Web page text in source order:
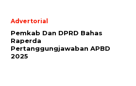
Advertorial
Pemkab Dan DPRD Bahas
Raperda
Pertanggungjawaban APBD
2025